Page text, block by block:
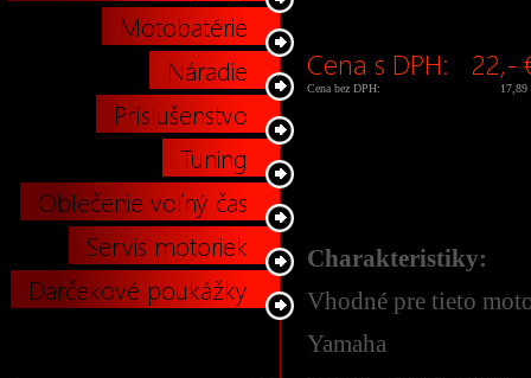
Cena s DPH:
Cena bez DPH:
22,-
17,89
Charakteristiky:
Vhodné pre tieto
Yamaha
Motobatérie
Náradie
Príslušenstvo
Tuning
Oblečenie voľný čas
Servis motoriek
Darčekové poukážky